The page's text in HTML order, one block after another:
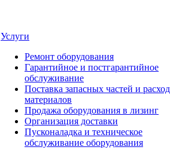
Услуги
Ремонт оборудования
Гарантийное и постгарантийное
обслуживание
Поставка запасных частей и
материалов
Продажа оборудования в лизинг
Организация доставки
Пусконаладка и техническое
обслуживание оборудования